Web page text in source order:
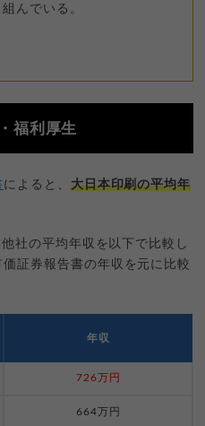
んでいる。
福利厚生
によると、 大日本印刷の平均年
社の平均年収を以下で比較し
証券報告書の年収を元に比較
年収
726万円
664万円